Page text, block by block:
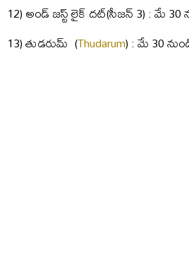
12) అండ్ జస్ట్ లైక్ దట్(సీజన్ 3) : మే 30
13) తుడరుమ్ (Thudarum) : మే 30